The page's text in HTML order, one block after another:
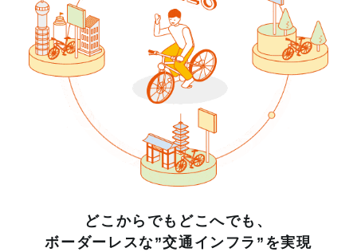
どこからでもどこへでも、
ボーダーレスな”交通インフラ”を実現